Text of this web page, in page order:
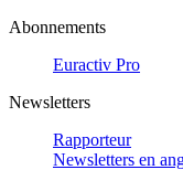
Abonnements
Euractiv Pro
Newsletters
Rapporteur
Newsletters en